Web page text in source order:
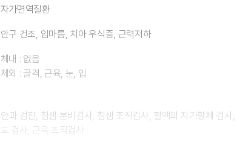
자가면역질환
안구 건조, 입마름, 치아 우식증, 근력저하
체내 : 없음
체외 : 골격, 근육, 눈, 입
안과 검진, 침샘 분비검사, 침샘 조직검사, 혈액의 자가항체 검사
도 검사, 근육 조직검사